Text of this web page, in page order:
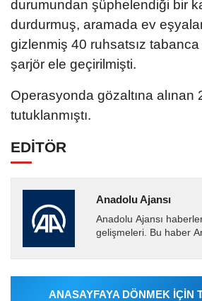
durumundan şüphelendiği bir
durdurmuş, aramada ev
gizlenmiş 40 ruhsatsız
şarjör ele geçirilmişti.
Operasyonda gözaltına alınan
tutuklanmıştı.
EDİTÖR
Anadolu Ajansı
Anadolu Ajansı
gelişmeleri. Bu haber
tarafından geçilen
ANASAYFAYA DÖNMEK İÇİN